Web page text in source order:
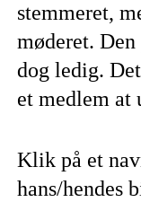
stemmeret,
møderet.
dog ledig.
et medlem at
Klik på et
hans/hendes